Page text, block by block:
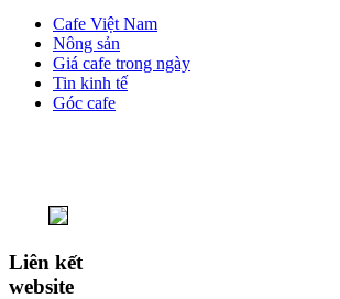
Cafe Việt Nam
Nông sản
Giá cafe trong ngày
Tin kinh tế
Góc cafe
Liên kết
website